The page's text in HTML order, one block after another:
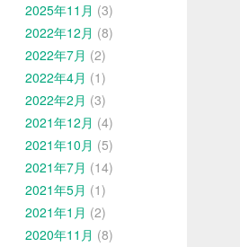
2025年11月 (3)
2022年12月 (8)
2022年7月 (2)
2022年4月 (1)
2022年2月 (3)
2021年12月 (4)
2021年10月 (5)
2021年7月 (14)
2021年5月 (1)
2021年1月 (2)
2020年11月 (8)